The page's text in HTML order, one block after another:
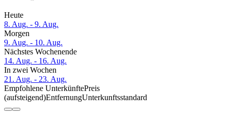
Heute
8. Aug. - 9. Aug.
Morgen
9. Aug. - 10. Aug.
Nächstes Wochenende
14. Aug. - 16. Aug.
In zwei Wochen
21. Aug. - 23. Aug.
Empfohlene UnterkünftePreis
(aufsteigend)EntfernungUnterkunftsstandard